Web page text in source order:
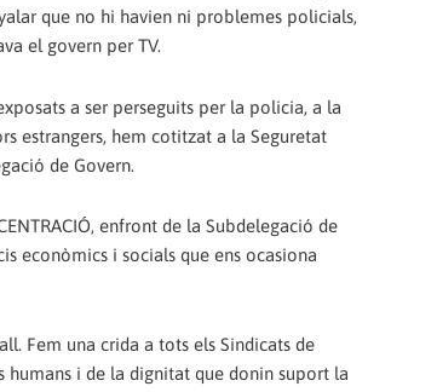
que no hi havien ni problemes policials,
el govern per TV.
a ser perseguits per la policia, a la
estrangers, hem cotitzat a la Seguretat
de Govern.
enfront de la Subdelegació de
econòmics i socials que ens ocasiona
Fem una crida a tots els Sindicats de
humans i de la dignitat que donin suport la